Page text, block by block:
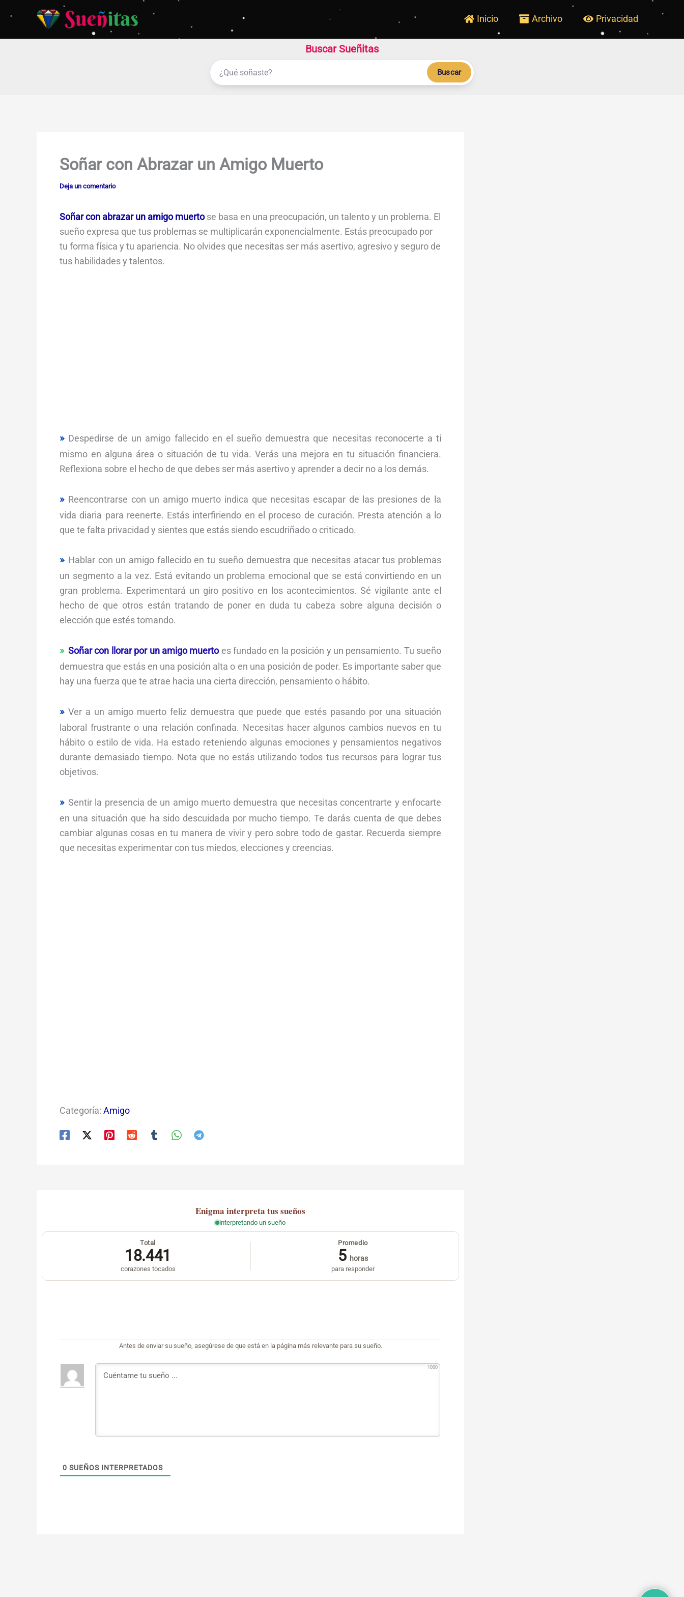
contenido
Inicio Archivo Privacidad
Buscar Sueñitas
Buscar
Soñar con Abrazar un Amigo Muerto
Deja un comentario
Soñar con abrazar un amigo muertose basa en una preocupación, un talento y un problema. El
sueño expresa que tus problemas se multiplicarán exponencialmente. Estás preocupado por
tu forma física y tu apariencia. No olvides que necesitas ser más asertivo, agresivo y seguro de
tus habilidades y talentos.
Despedirse de un amigo fallecido en el sueño demuestra que necesitas reconocerte a ti
mismo en alguna área o situación de tu vida. Verás una mejora en tu situación financiera.
Reflexiona sobre el hecho de que debes ser más asertivo y aprender a decir no a los demás.
Reencontrarse con un amigo muerto indica que necesitas escapar de las presiones de la
vida diaria para reenerte. Estás interfiriendo en el proceso de curación. Presta atención a lo
que te falta privacidad y sientes que estás siendo escudriñado o criticado.
Hablar con un amigo fallecido en tu sueño demuestra que necesitas atacar tus problemas
un segmento a la vez. Está evitando un problema emocional que se está convirtiendo en un
gran problema. Experimentará un giro positivo en los acontecimientos. Sé vigilante ante el
hecho de que otros están tratando de poner en duda tu cabeza sobre alguna decisión o
elección que estés tomando.
Soñar con llorar por un amigo muertoes fundado en la posición y un pensamiento. Tu sueño
demuestra que estás en una posición alta o en una posición de poder. Es importante saber que
hay una fuerza que te atrae hacia una cierta dirección, pensamiento o hábito.
Ver a un amigo muerto feliz demuestra que puede que estés pasando por una situación
laboral frustrante o una relación confinada. Necesitas hacer algunos cambios nuevos en tu
hábito o estilo de vida. Ha estado reteniendo algunas emociones y pensamientos negativos
durante demasiado tiempo. Nota que no estás utilizando todos tus recursos para lograr tus
objetivos.
Sentir la presencia de un amigo muerto demuestra que necesitas concentrarte y enfocarte
en una situación que ha sido descuidada por mucho tiempo. Te darás cuenta de que debes
cambiar algunas cosas en tu manera de vivir y pero sobre todo de gastar. Recuerda siempre
que necesitas experimentar con tus miedos, elecciones y creencias.
Categoría: Amigo
Enigma interpreta tus sueños
interpretando un sueño
Total
18.441
corazones tocados
Promedio
5 horas
para responder
Antes de enviar su sueño, asegúrese de que está en la página más relevante para su sueño.
1000
0 SUEÑOS INTERPRETADOS